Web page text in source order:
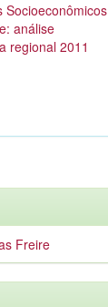
Socioeconômicos
análise
regional 2011
Freire